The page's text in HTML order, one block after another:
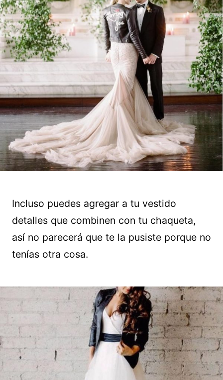
Incluso puedes agregar a tu vestido
detalles que combinen con tu chaqueta,
así no parecerá que te la pusiste porque no
tenías otra cosa.